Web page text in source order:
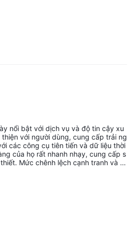
nổi bật với dịch vụ và độ tin cậy xu
với người dùng, cung cấp trải ng
các công cụ tiên tiến và dữ liệu thời
của họ rất nhanh nhạy, cung cấp s
Mức chênh lệch cạnh tranh và c
nó trở thành lựa chọn hấp dẫn cho
kinh nghiệm. Môi giới cũng cung cấp
đa dạng, giúp người dùng nâng ca
Tổng thể, đây là một nhà môi giới đá
sự hài lòng và thành công của kh
hối. Rất đáng giới thiệu!